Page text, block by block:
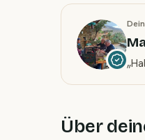
„
Über